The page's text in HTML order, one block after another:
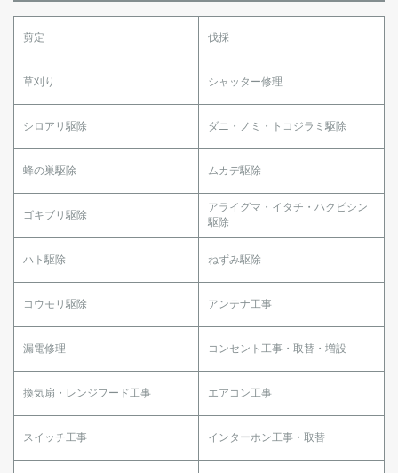
剪定 伐採
草刈り シャッター修理
シロアリ駆除 ダニ・ノミ・トコジラミ駆除
蜂の巣駆除 ムカデ駆除
ゴキブリ駆除
アライグマ・イタチ・ハクビシン
駆除
ハト駆除 ねずみ駆除
コウモリ駆除 アンテナ工事
漏電修理 コンセント工事・取替・増設
換気扇・レンジフード工事 エアコン工事
スイッチ工事 インターホン工事・取替